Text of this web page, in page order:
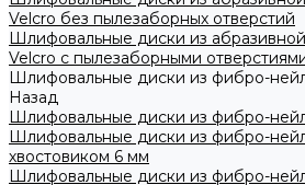
Velcro без пылезаборных отверстий
Шлифовальные диски из
Velcro с пылезаборными
Шлифовальные диски из фибро-
Назад
Шлифовальные диски из фибро-
Шлифовальные диски из фибро-
хвостовиком 6 мм
Шлифовальные диски из фибро-